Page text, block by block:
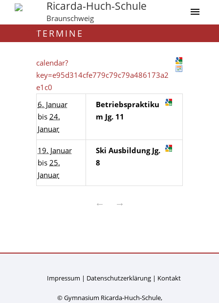
Ricarda-Huch-Schule
Braunschweig
TERMINE
calendar?
key=e95d314cfe779c79c79a486173a2
e1c0
6. Januar
bis 24.
Januar
Betriebspraktiku
m Jg. 11
19. Januar
bis 25.
Januar
Ski Ausbildung Jg.
8
← →
Impressum Datenschutzerklärung Kontakt
© Gymnasium Ricarda-Huch-Schule,